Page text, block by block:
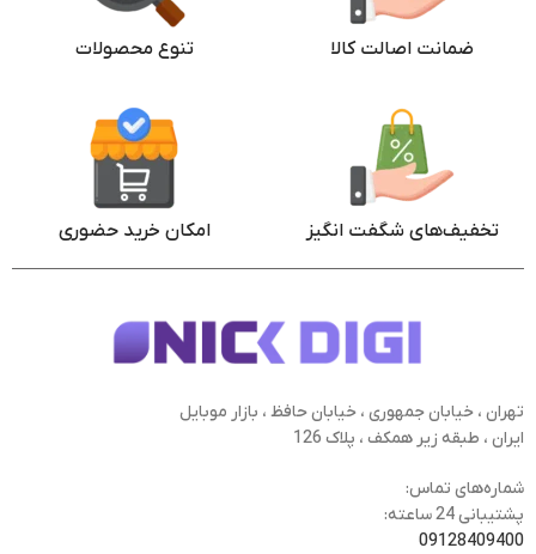
ضمانت اصالت کالا تنوع محصولات
تخفیف‌های شگفت انگیز امکان خرید حضوری
تهران ، خیابان جمهوری ، خیابان حافظ ، بازار موبایل
ایران ، طبقه زیر همکف ، پلاک 126
شماره‌های تماس:
پشتیبانی 24 ساعته:
09128409400